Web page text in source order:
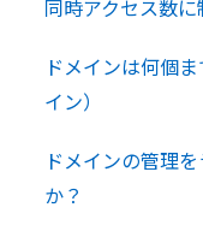
同時アクセス数
ドメインは何個
イン）
ドメインの管理
か？